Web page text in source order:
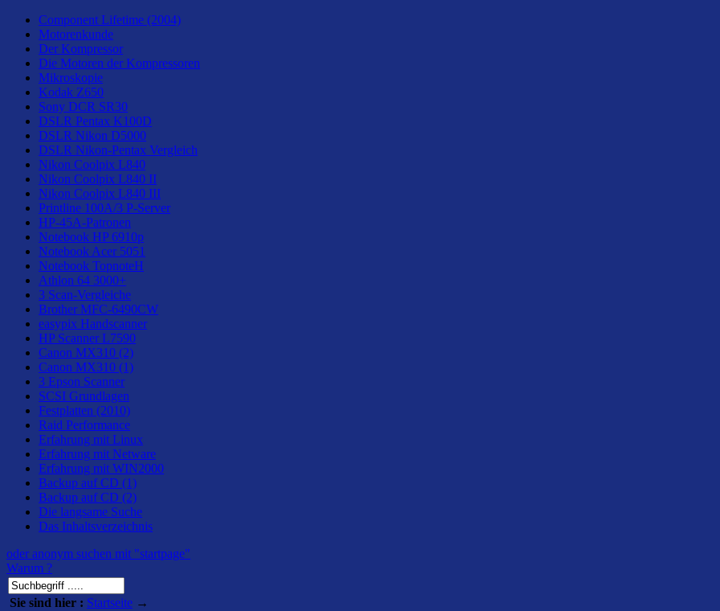
Component Lifetime (2004)
Motorenkunde
Der Kompressor
Die Motoren der Kompressoren
Mikroskopie
Kodak Z650
Sony DCR SR30
DSLR Pentax K100D
DSLR Nikon D5000
DSLR Nikon-Pentax Vergleich
Nikon Coolpix L840
Nikon Coolpix L840 II
Nikon Coolpix L840 III
Printline 100A/3 P-Server
HP-45A-Patronen
Notebook HP 6910p
Notebook Acer 5051
Notebook TopnoteH
Athlon 64 3000+
3 Scan-Vergleiche
Brother MFC-6490CW
easypix Handscanner
HP Scanner L7590
Canon MX310 (2)
Canon MX310 (1)
3 Epson Scanner
SCSI Grundlagen
Festplatten (2010)
Raid Performance
Erfahrung mit Linux
Erfahrung mit Netware
Erfahrung mit WIN2000
Backup auf CD (1)
Backup auf CD (2)
Die langsame Suche
Das Inhaltsverzeichnis
oder anonym suchen mit "startpage"
Warum ?
Sie sind hier : Startseite →